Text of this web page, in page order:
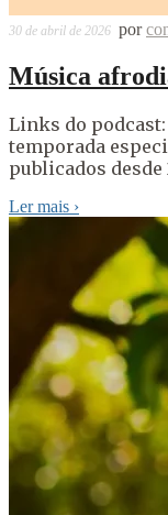
30 de abril de 2026 por
Música
Links do
temporada
publicados
Ler mais ›